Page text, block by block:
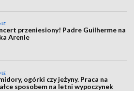
przeniesiony! Padre Guilherme na
Arenie
ogórki czy jeżyny. Praca na
sposobem na letni wypoczynek